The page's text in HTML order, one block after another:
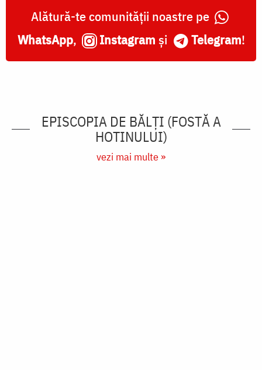
Alătură-te comunității noastre pe
WhatsApp, Instagram și Telegram!
EPISCOPIA DE BĂLȚI (FOSTĂ A
HOTINULUI)
vezi mai multe »